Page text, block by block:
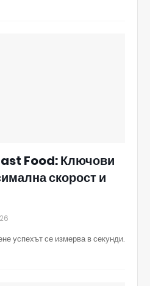
Food: Ключови
скорост и
успехът се измерва в секунди.